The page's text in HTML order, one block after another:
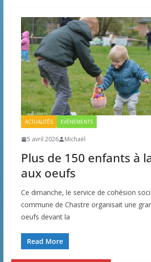
ACTUALITÉS EVÉNEMENTS
5 avril 2026 Michaël
Plus de 150 enfants à
aux oeufs
Ce dimanche, le service de cohésion
commune de Chastre organisait une
oeufs devant la
Read More